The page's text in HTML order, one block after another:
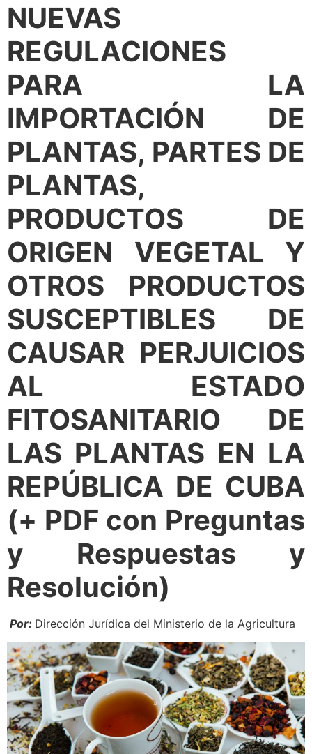
NUEVAS
REGULACIONES
PARA LA
IMPORTACIÓN DE
PLANTAS, PARTES DE
PLANTAS,
PRODUCTOS DE
ORIGEN VEGETAL Y
OTROS PRODUCTOS
SUSCEPTIBLES DE
CAUSAR PERJUICIOS
AL ESTADO
FITOSANITARIO DE
LAS PLANTAS EN LA
REPÚBLICA DE CUBA
(+ PDF con Preguntas
y Respuestas y
Resolución)
Por: Dirección Jurídica del Ministerio de la Agricultura